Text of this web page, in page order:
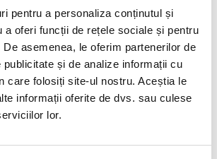
pentru a personaliza conținutul și
a oferi funcții de rețele sociale și pentru
asemenea, le oferim partenerilor de
publicitate și de analize informații cu
care folosiți site-ul nostru. Aceștia le
informații oferite de dvs. sau culese
lor.
210 permite prepararea apei calde
de igienă. Apa caldă poate fi stocată
până la 90°, fapt care elimină posibilitatea
(ex. Legionella). Corpul boilerului
depunerea de calcar pe pereţi.
de protecţie din magneziu, nu